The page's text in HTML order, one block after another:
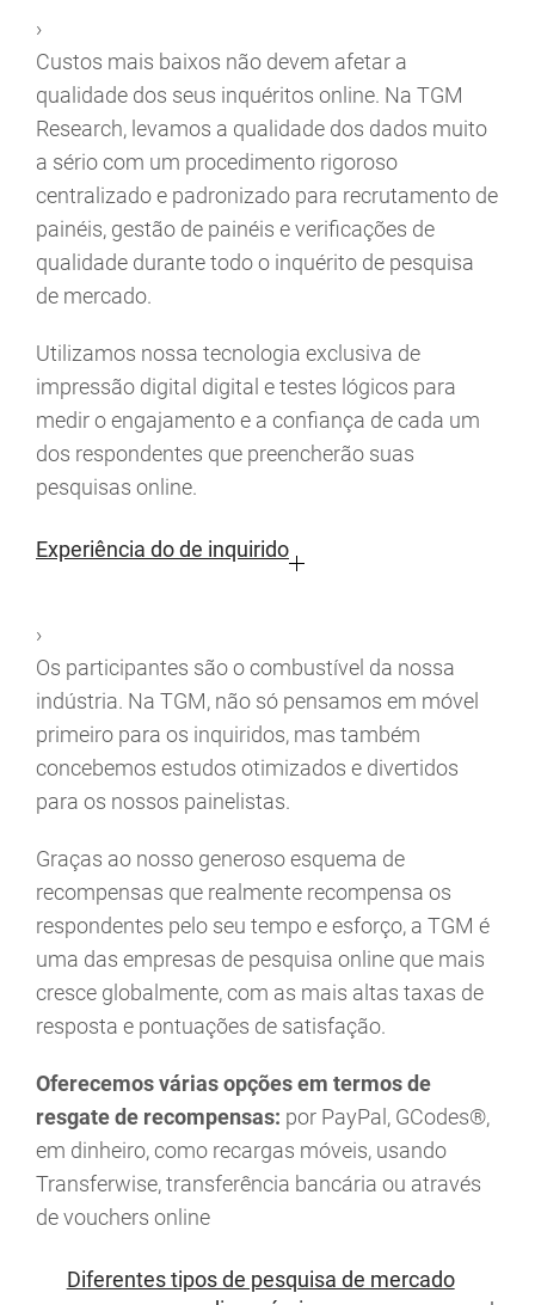
›
Custos mais baixos não devem afetar a
qualidade dos seus inquéritos online. Na TGM
Research, levamos a qualidade dos dados muito
a sério com um procedimento rigoroso
centralizado e padronizado para recrutamento de
painéis, gestão de painéis e verificações de
qualidade durante todo o inquérito de pesquisa
de mercado.
Utilizamos nossa tecnologia exclusiva de
impressão digital digital e testes lógicos para
medir o engajamento e a confiança de cada um
dos respondentes que preencherão suas
pesquisas online.
Experiência do de inquirido
›
Os participantes são o combustível da nossa
indústria. Na TGM, não só pensamos em móvel
primeiro para os inquiridos, mas também
concebemos estudos otimizados e divertidos
para os nossos painelistas.
Graças ao nosso generoso esquema de
recompensas que realmente recompensa os
respondentes pelo seu tempo e esforço, a TGM é
uma das empresas de pesquisa online que mais
cresce globalmente, com as mais altas taxas de
resposta e pontuações de satisfação.
Oferecemos várias opções em termos de
resgate de recompensas: por PayPal, GCodes®,
em dinheiro, como recargas móveis, usando
Transferwise, transferência bancária ou através
de vouchers online
Diferentes tipos de pesquisa de mercado